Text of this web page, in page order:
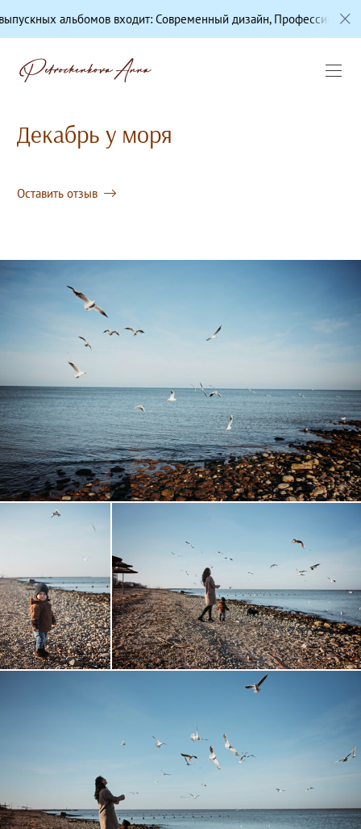
входит: Современный дизайн, Профессиональная
Декабрь у моря
Оставить отзыв